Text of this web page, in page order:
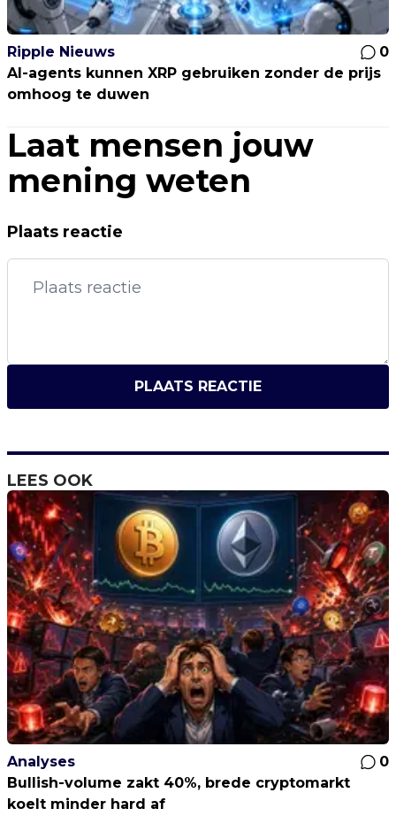
Ripple Nieuws
0
AI-agents kunnen XRP gebruiken zonder de prijs
omhoog te duwen
Laat mensen jouw
mening weten
Plaats reactie
PLAATS REACTIE
LEES OOK
Analyses
0
Bullish-volume zakt 40%, brede cryptomarkt
koelt minder hard af